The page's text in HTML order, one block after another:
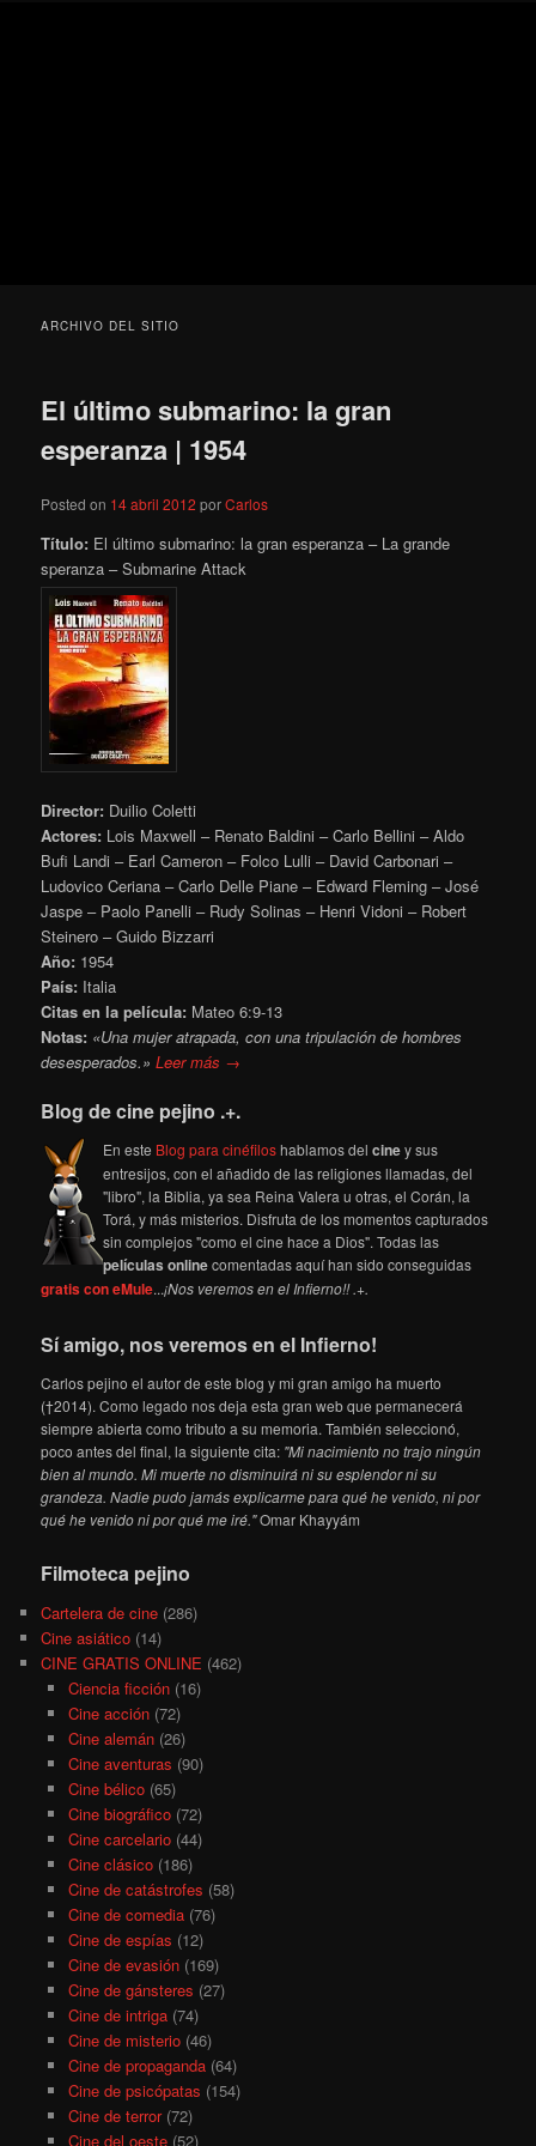
ARCHIVO DEL SITIO
El último submarino: la gran
esperanza | 1954
Posted on 14 abril 2012 porCarlos
Título: El último submarino: la gran esperanza – La grande
speranza – Submarine Attack
Director: Duilio Coletti
Actores: Lois Maxwell – Renato Baldini – Carlo Bellini – Aldo
Bufi Landi – Earl Cameron – Folco Lulli – David Carbonari –
Ludovico Ceriana – Carlo Delle Piane – Edward Fleming – José
Jaspe – Paolo Panelli – Rudy Solinas – Henri Vidoni – Robert
Steinero – Guido Bizzarri
Año: 1954
País: Italia
Citas en la película: Mateo 6:9-13
Notas: «Una mujer atrapada, con una tripulación de hombres
desesperados.»Leer más →
Blog de cine pejino .+.
En este Blog para cinéfiloshablamos delciney sus
entresijos, con el añadido de las religiones llamadas, del
"libro", la Biblia, ya sea Reina Valera u otras, el Corán, la
Torá, y más misterios. Disfruta de los momentos capturados
sin complejos "como el cine hace a Dios". Todas las
películas onlinecomentadas aquí han sido conseguidas
gratis con eMule...¡Nos veremos en el Infierno!! .+.
Sí amigo, nos veremos en el Infierno!
Carlos pejino el autor de este blog y mi gran amigo ha muerto
(†2014). Como legado nos deja esta gran web que permanecerá
siempre abierta como tributo a su memoria. También seleccionó,
poco antes del final, la siguiente cita: "Mi nacimiento no trajo ningún
bien al mundo. Mi muerte no disminuirá ni su esplendor ni su
grandeza. Nadie pudo jamás explicarme para qué he venido, ni por
qué he venido ni por qué me iré."Omar Khayyám
Filmoteca pejino
Cartelera de cine (286)
Cine asiático (14)
CINE GRATIS ONLINE (462)
Ciencia ficción(16)
Cine acción(72)
Cine alemán(26)
Cine aventuras (90)
Cine bélico(65)
Cine biográfico(72)
Cine carcelario(44)
Cine clásico(186)
Cine de catástrofes (58)
Cine de comedia(76)
Cine de espías (12)
Cine de evasión(169)
Cine de gánsteres (27)
Cine de intriga(74)
Cine de misterio(46)
Cine de propaganda(64)
Cine de psicópatas (154)
Cine de terror(72)
Cine del oeste(52)